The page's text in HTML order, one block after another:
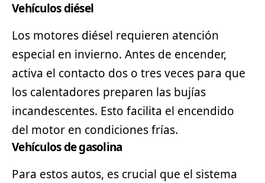
Vehículos diésel
Los motores diésel requieren atención
especial en invierno. Antes de encender,
activa el contacto dos o tres veces para que
los calentadores preparen las bujías
incandescentes. Esto facilita el encendido
del motor en condiciones frías.
Vehículos de gasolina
Para estos autos, es crucial que el sistema